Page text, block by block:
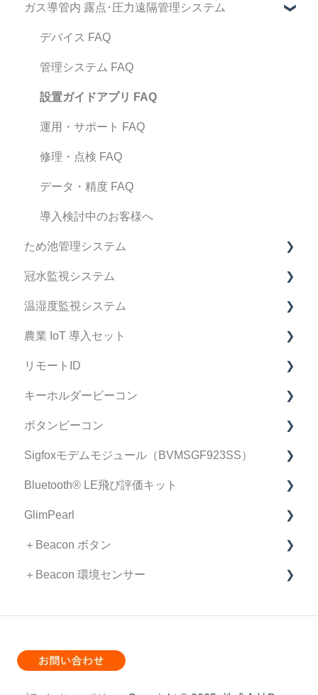
スマートフォン アプリケーション FAQ
BravePI 関連動画
ドキュメント関連
ファームウェア リリースノート
BraveJIG FAQ
IoT導入支援キット FAQ
BraveJIG PLUG FAQ
ガス導管内 露点･圧力遠隔管理システム
デバイス FAQ
管理システム FAQ
設置ガイドアプリ FAQ
運用・サポート FAQ
修理・点検 FAQ
データ・精度 FAQ
導入検討中のお客様へ
ため池管理システム
ため池管理システム FAQ
マニュアル
製品仕様書
冠水監視システム
冠水監視システム FAQ
マニュアル
製品仕様書
温湿度監視システム
FAQ
マニュアル
農業 IoT 導入セット
FAQ
契約・手続き
リモートID
リモートID FAQ
リモートID 受信機 FAQ
スマートフォン アプリケーション FAQ
不具合•初期不良について
リモートID情報集約ページ（仕様書、取扱説明書
キーホルダービーコン
FAQ
マニュアル
製品仕様書/取扱説明書
ボタンビーコン
FAQ
Sigfoxモデムモジュール（BVMSGF923SS）
Sigfoxモデムモジュール FAQ
Bluetooth®︎ LE飛び評価キット
Bluetooth®︎飛び評価キット FAQ
GlimPearl
GlimPearl FAQ
ファームウェア リリースノート
＋Beacon ボタン
FAQ
＋Beacon 環境センサー